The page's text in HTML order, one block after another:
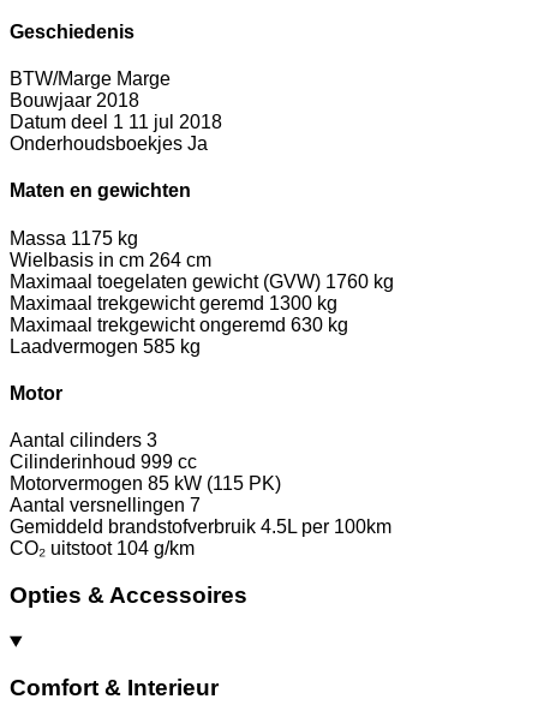
Geschiedenis
BTW/Marge Marge
Bouwjaar 2018
Datum deel 1 11 jul 2018
Onderhoudsboekjes Ja
Maten en gewichten
Massa 1175 kg
Wielbasis in cm 264 cm
Maximaal toegelaten gewicht (GVW) 1760 kg
Maximaal trekgewicht geremd 1300 kg
Maximaal trekgewicht ongeremd 630 kg
Laadvermogen 585 kg
Motor
Aantal cilinders 3
Cilinderinhoud 999 cc
Motorvermogen 85 kW (115 PK)
Aantal versnellingen 7
Gemiddeld brandstofverbruik 4.5L per 100km
CO₂ uitstoot 104 g/km
Opties & Accessoires
Comfort & Interieur